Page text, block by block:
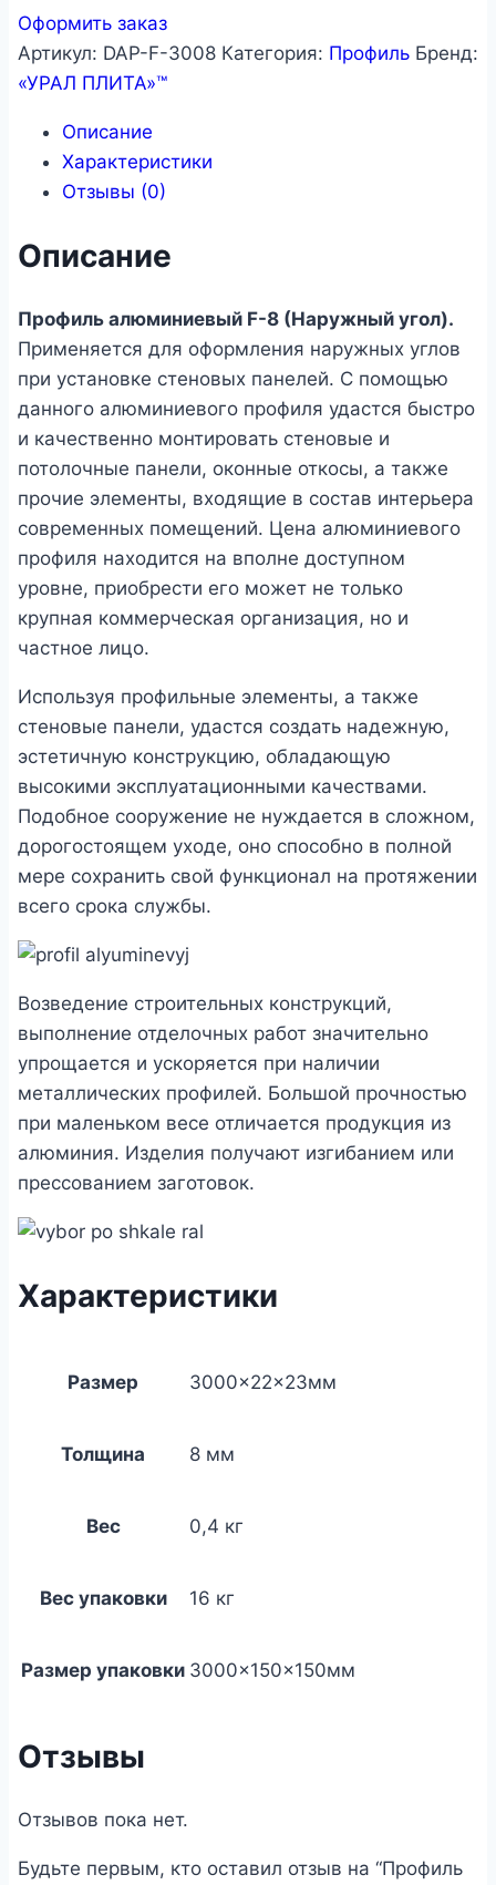
Оформить заказ
Артикул: DAP-F-3008 Категория: Профиль Бренд:
«УРАЛ ПЛИТА»™
Описание
Характеристики
Отзывы (0)
Описание
Профиль алюминиевый F-8 (Наружный угол).
Применяется для оформления наружных углов
при установке стеновых панелей. С помощью
данного алюминиевого профиля удастся быстро
и качественно монтировать стеновые и
потолочные панели, оконные откосы, а также
прочие элементы, входящие в состав интерьера
современных помещений. Цена алюминиевого
профиля находится на вполне доступном
уровне, приобрести его может не только
крупная коммерческая организация, но и
частное лицо.
Используя профильные элементы, а также
стеновые панели, удастся создать надежную,
эстетичную конструкцию, обладающую
высокими эксплуатационными качествами.
Подобное сооружение не нуждается в сложном,
дорогостоящем уходе, оно способно в полной
мере сохранить свой функционал на протяжении
всего срока службы.
Возведение строительных конструкций,
выполнение отделочных работ значительно
упрощается и ускоряется при наличии
металлических профилей. Большой прочностью
при маленьком весе отличается продукция из
алюминия. Изделия получают изгибанием или
прессованием заготовок.
Характеристики
Размер 3000×22×23мм
Толщина 8 мм
Вес 0,4 кг
Вес упаковки 16 кг
Размер упаковки 3000×150×150мм
Отзывы
Отзывов пока нет.
Будьте первым, кто оставил отзыв на “Профиль